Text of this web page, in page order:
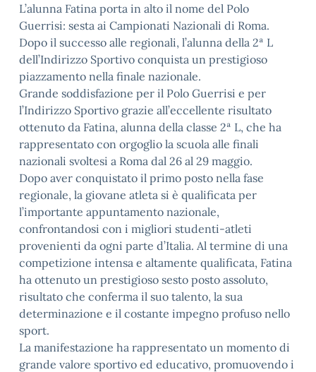
L’alunna Fatina porta in alto il nome del Polo
Guerrisi: sesta ai Campionati Nazionali di Roma.
Dopo il successo alle regionali, l’alunna della 2ª L
dell’Indirizzo Sportivo conquista un prestigioso
piazzamento nella finale nazionale.
Grande soddisfazione per il Polo Guerrisi e per
l’Indirizzo Sportivo grazie all’eccellente risultato
ottenuto da Fatina, alunna della classe 2ª L, che ha
rappresentato con orgoglio la scuola alle finali
nazionali svoltesi a Roma dal 26 al 29 maggio.
Dopo aver conquistato il primo posto nella fase
regionale, la giovane atleta si è qualificata per
l’importante appuntamento nazionale,
confrontandosi con i migliori studenti-atleti
provenienti da ogni parte d’Italia. Al termine di una
competizione intensa e altamente qualificata, Fatina
ha ottenuto un prestigioso sesto posto assoluto,
risultato che conferma il suo talento, la sua
determinazione e il costante impegno profuso nello
sport.
La manifestazione ha rappresentato un momento di
grande valore sportivo ed educativo, promuovendo i